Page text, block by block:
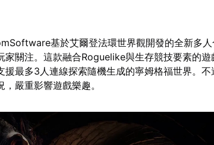
基於艾爾登法環世界觀開發的全新多
家關注。這款融合Roguelike與生存競技要素的遊
援最多3人連線探索隨機生成的寧姆格福世界。
嚴重影響遊戲樂趣。